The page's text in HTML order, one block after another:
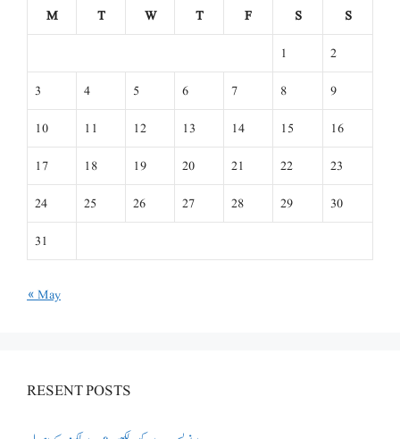
M
T W T F S
S
1
2
3
4 5 6 7 8
9
10
11 12 13 14 15
16
17
18 19 20 21 22
23
24
25 26 27 28 29
30
31
« May
RESENT POSTS